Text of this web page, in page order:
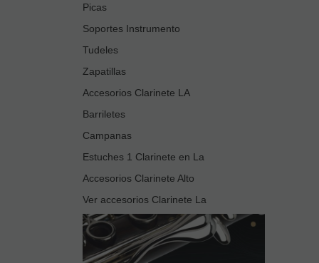
Picas
Soportes Instrumento
Tudeles
Zapatillas
Accesorios Clarinete LA
Barriletes
Campanas
Estuches 1 Clarinete en La
Accesorios Clarinete Alto
Ver accesorios Clarinete La